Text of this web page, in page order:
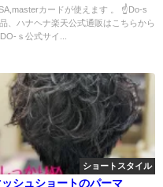
カードが使えます 。 ☝Do-s
、ハナヘナ楽天公式通販はこちらから
ｓ公式サイ...
ショートスタイル
ッシュショートのパーマ